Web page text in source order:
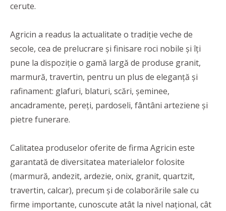
cerute.
Agricin a readus la actualitate o tradiție veche de
secole, cea de prelucrare și finisare roci nobile și îți
pune la dispoziție o gamă largă de produse granit,
marmură, travertin, pentru un plus de eleganță și
rafinament: glafuri, blaturi, scări, șeminee,
ancadramente, pereți, pardoseli, fântâni arteziene și
pietre funerare.
Calitatea produselor oferite de firma Agricin este
garantată de diversitatea materialelor folosite
(marmură, andezit, ardezie, onix, granit, quartzit,
travertin, calcar), precum și de colaborările sale cu
firme importante, cunoscute atât la nivel național, cât